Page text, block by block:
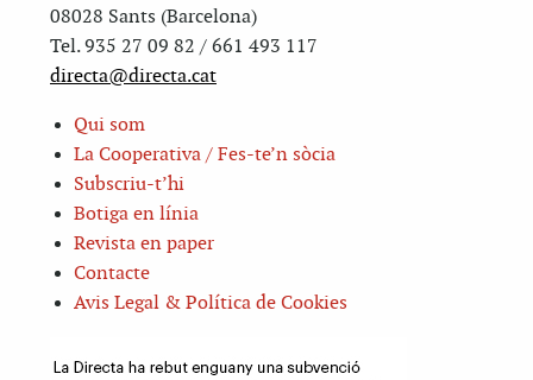
08028 Sants (Barcelona)
Tel. 935 27 09 82 / 661 493 117
directa@directa.cat
Qui som
La Cooperativa / Fes-te’n sòcia
Subscriu-t’hi
Botiga en línia
Revista en paper
Contacte
Avis Legal & Política de Cookies